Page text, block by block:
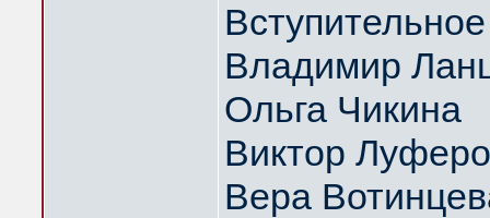
Владимир
Ольга Чикина
Виктор
Вера